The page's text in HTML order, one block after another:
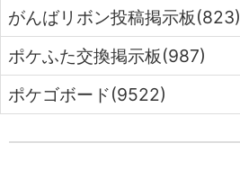
がんばリボン投稿掲示板(823)
ポケふた交換掲示板(987)
ポケゴボード(9522)